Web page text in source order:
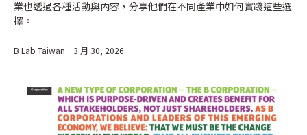
業也透過各種活動與內容，分享他們在不同產業中如何實踐這些選
擇。
B Lab Taiwan 3 月 30, 2026